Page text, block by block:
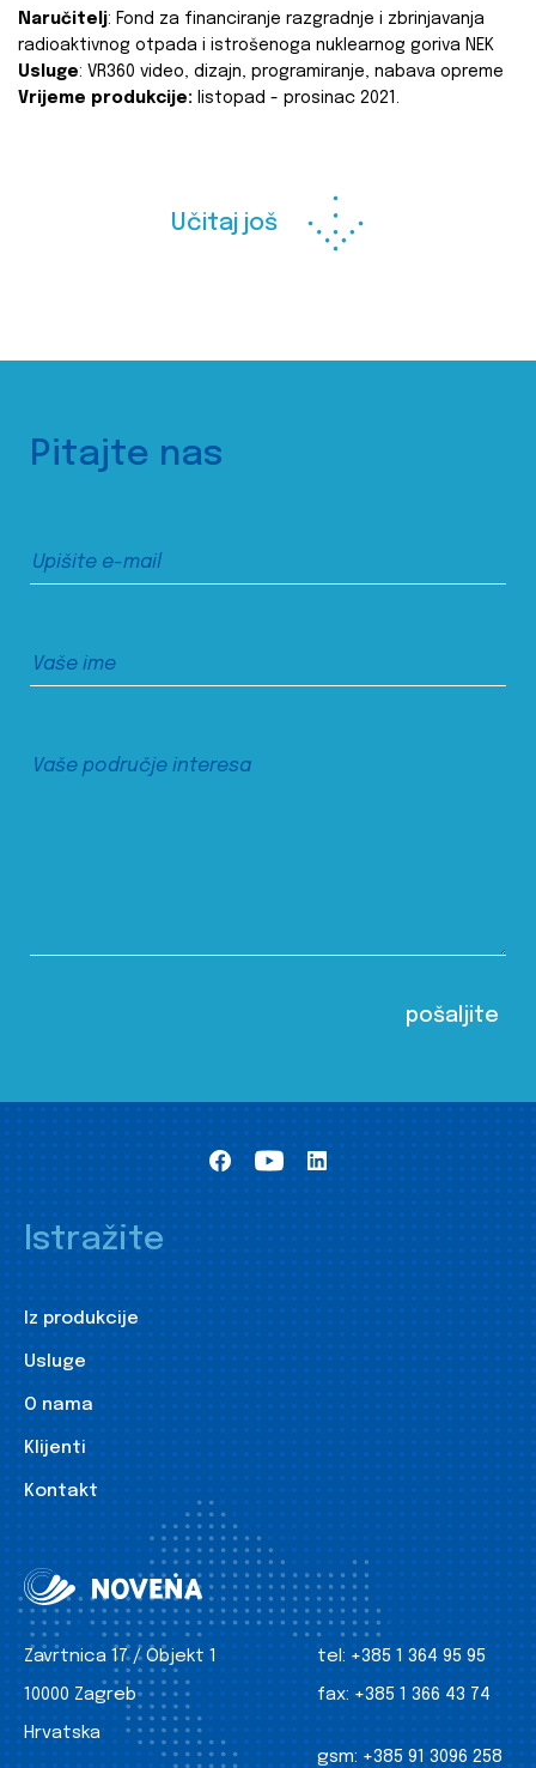
Naručitelj: Fond za financiranje razgradnje i zbrinjavanja
radioaktivnog otpada i istrošenoga nuklearnog goriva NEK
Usluge: VR360 video, dizajn, programiranje, nabava opreme
Vrijeme produkcije: listopad - prosinac 2021.
Učitaj još
Pitajte nas
Istražite
Iz produkcije
Usluge
O nama
Klijenti
Kontakt
Zavrtnica 17 / Objekt 1
10000 Zagreb
Hrvatska
tel: +385 1 364 95 95
fax: +385 1 366 43 74
gsm: +385 91 3096 258